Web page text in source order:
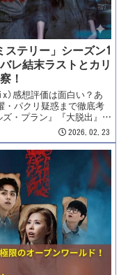
思いきや、スウェーデン
テリー」シーズン1
レ結末ラストとカリ
！
感想評価は面白い？あ
・パクリ疑惑まで徹底考
・プラン』『大脱出』な
きた天才プロデューサ
アドベンチャーがついに
ミステリー』（原題：미
！これまでの「謎解
映画顔負けの巨大セット
スクリプテッド）」の
スター、aespaのカリナ
布陣！「ただのクイズ
見せるの？」「ネット
」配信開始から世界中で
沢なクレーム（？）まで
どころと、制作...
2026.02.23